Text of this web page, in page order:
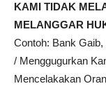
KAMI TIDAK
MELANGGAR
Contoh: Bank
/ Menggugurkan
Mencelakakan